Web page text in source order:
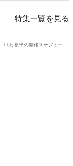
特集一覧を見る
11月後半の開催スケジュー